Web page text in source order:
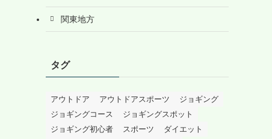
関東地方
タグ
アウトドア アウトドアスポーツ
ジョギング
ジョギングコース
ジョギングスポット
ジョギング初心者
スポーツ
ダイエット